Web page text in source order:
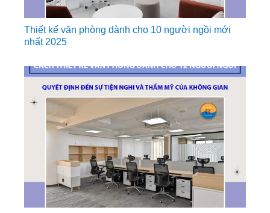
Thiết kế văn phòng dành cho 10 người ngồi mới
nhất 2025